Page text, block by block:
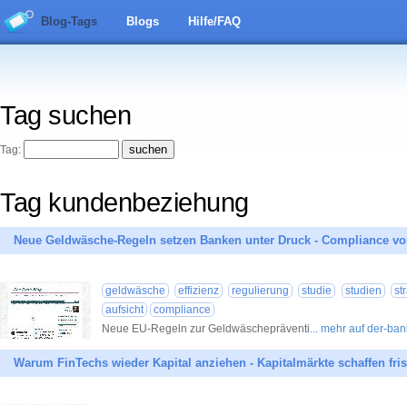
Blog-Tags Blogs Hilfe/FAQ
Tag suchen
Tag:
Tag kundenbeziehung
Neue Geldwäsche-Regeln setzen Banken unter Druck - Compliance
geldwäsche effizienz regulierung studie studien
aufsicht
compliance
Neue EU-Regeln zur Geldwäschepräventi... mehr auf der-
Warum FinTechs wieder Kapital anziehen - Kapitalmärkte schaffen